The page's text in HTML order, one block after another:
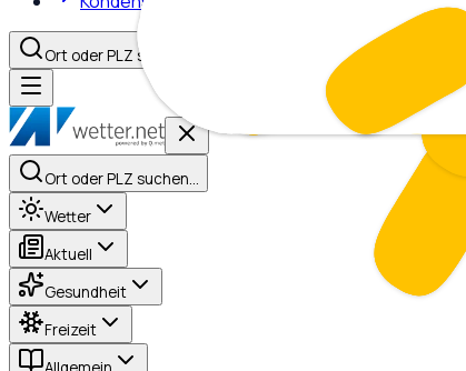
Ort oder PLZ suchen…
Ort oder PLZ suchen…
Wetter
Aktuell
Gesundheit
Freizeit